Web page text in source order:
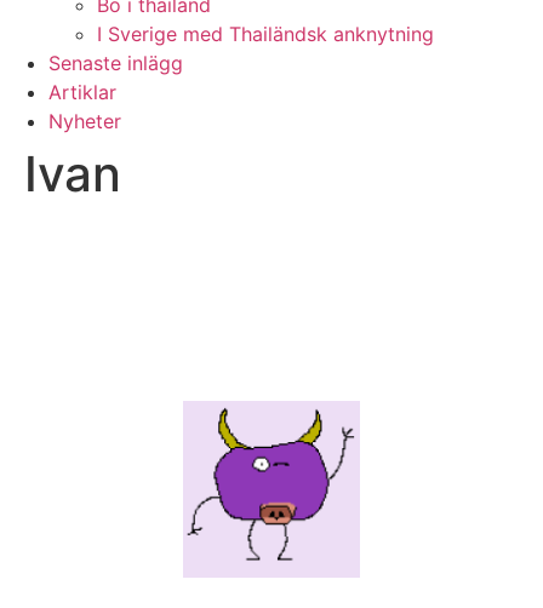
Bo i thailand
I Sverige med Thailändsk anknytning
Senaste inlägg
Artiklar
Nyheter
Ivan